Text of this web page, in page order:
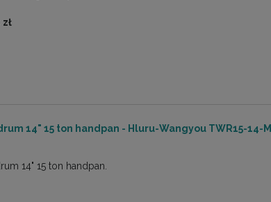
14" 15 ton handpan - Hluru-Wangyou TWR15-14-
14" 15 ton handpan.